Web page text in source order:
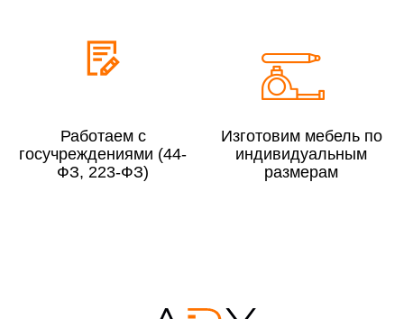
Сборка по Московской области при заказе:
До 300 000 руб.
Работаем с
госучреждениями (44-
ФЗ, 223-ФЗ)
Изготовим мебель по
индивидуальным
размерам